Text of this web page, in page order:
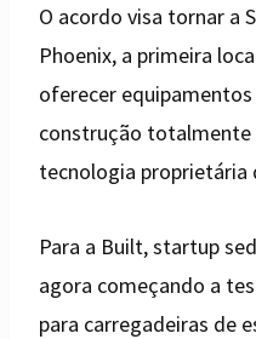
O acordo visa tornar a
Phoenix, a primeira
oferecer
construção
tecnologia proprietária
Para a Built, startup
agora começando a
para carregadeiras de